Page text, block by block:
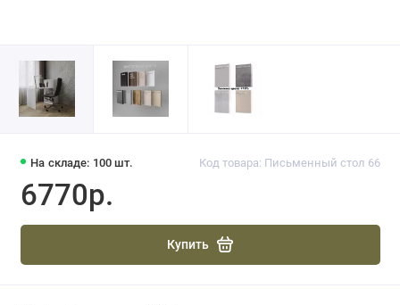
На складе: 100 шт. Код товара: Письменный стол 66
6770р.
Купить